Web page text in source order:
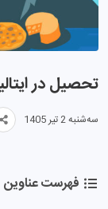
تحصیل در
سه‌شنبه 2 تیر 1405
فهرست عناوین